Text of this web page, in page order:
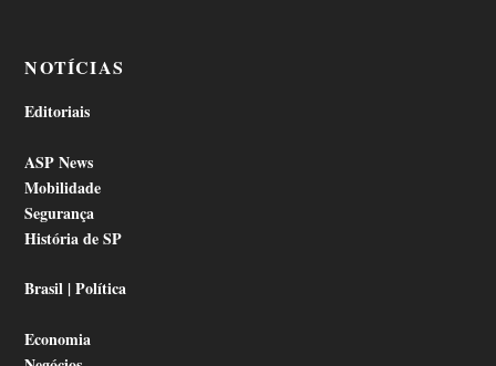
NOTÍCIAS
Editoriais
ASP News
Mobilidade
Segurança
História de SP
Brasil | Política
Economia